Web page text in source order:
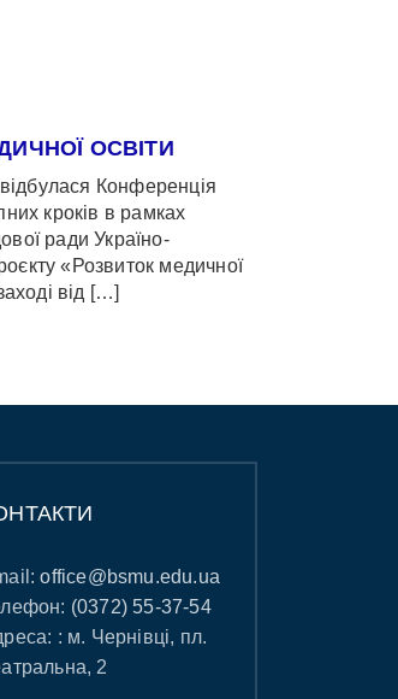
ОСВІТИ
Конференція
кроків в рамках
ради Україно-
«Розвиток медичної
від […]
office@bsmu.edu.ua
(0372) 55-37-54
: м. Чернівці, пл.
2